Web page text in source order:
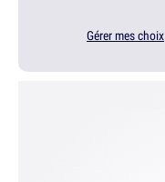
Gérer mes choix